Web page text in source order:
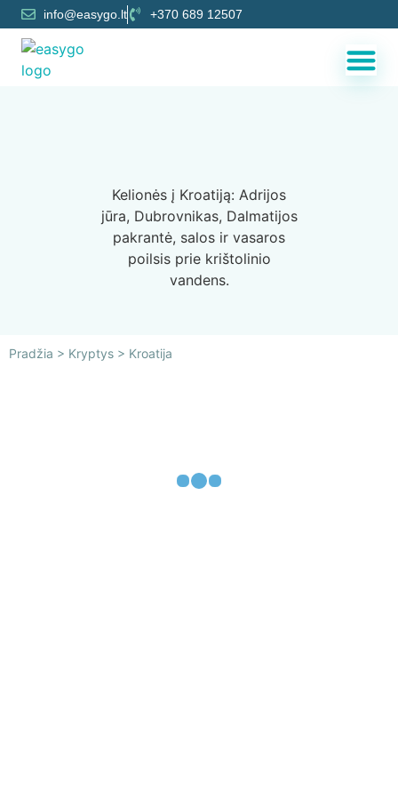
info@easygo.lt +370 689 12507
Kelionės į Kroatiją: Adrijos
jūra, Dubrovnikas, Dalmatijos
pakrantė, salos ir vasaros
poilsis prie krištolinio
vandens.
Pradžia > Kryptys > Kroatija